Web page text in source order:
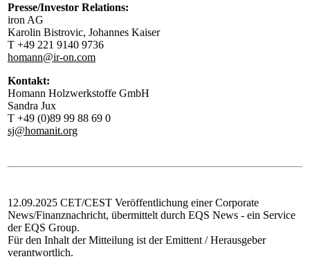
Presse/Investor Relations:
iron AG
Karolin Bistrovic, Johannes Kaiser
T +49 221 9140 9736
homann@ir-on.com
Kontakt:
Homann Holzwerkstoffe GmbH
Sandra Jux
T +49 (0)89 99 88 69 0
sj@homanit.org
12.09.2025 CET/CEST Veröffentlichung einer Corporate
News/Finanznachricht, übermittelt durch EQS News - ein Service
der EQS Group.
Für den Inhalt der Mitteilung ist der Emittent / Herausgeber
verantwortlich.